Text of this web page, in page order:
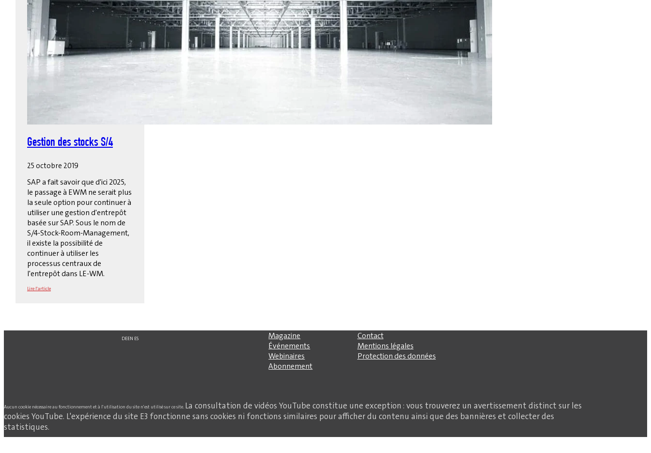
Gestion des stocks S/4
25 octobre 2019
SAP a fait savoir que d'ici 2025,
le passage à EWM ne serait plus
la seule option pour continuer à
utiliser une gestion d'entrepôt
basée sur SAP. Sous le nom de
S/4-Stock-Room-Management,
il existe la possibilité de
continuer à utiliser les
processus centraux de
l'entrepôt dans LE-WM.
Lire l'article
DEEN ES
Magazine
Événements
Webinaires
Abonnement
Contact
Mentions légales
Protection des données
Aucun cookie nécessaire au fonctionnement et à l'utilisation du site n'est utilisé sur ce site. La consultation de vidéos YouTube constitue une exception : vous trouverez un avertissement distinct sur les
cookies YouTube. L'expérience du site E3 fonctionne sans cookies ni fonctions similaires pour afficher du contenu ainsi que des bannières et collecter des
statistiques.